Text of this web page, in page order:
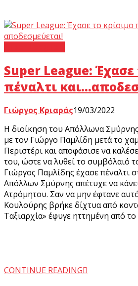
Super League: Έχασε
πέναλτι
Γιώργος Κριαράς19/03/2022
Η διοίκηση του Απόλλωνα
με τον Γιώργο Παμλίδη μετά το
Περιστέρι και αποφάσισε να
του, ώστε να λυθεί το συμβόλαιό
Γιώργος Παμλίδης έχασε πέναλτι
Απόλλων Σμύρνης απέτυχε να
Ατρόμητου. Σαν να μην έφτανε
Κουλούρης βρήκε δίχτυα από
Ταξιαρχία» έφυγε ηττημένη από
CONTINUE READING